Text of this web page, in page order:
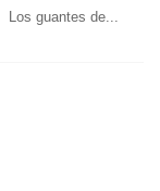
Los guantes de...